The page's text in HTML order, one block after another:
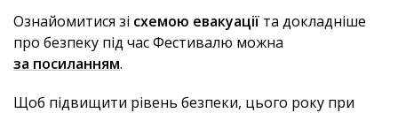
Ознайомитися зі схемою евакуації та докладніше
про безпеку під час Фестивалю можна
за посиланням.
Щоб підвищити рівень безпеки, цього року при